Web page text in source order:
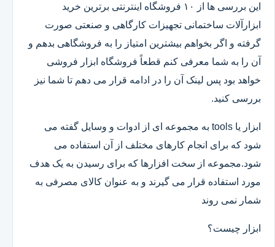
این بررسی ها از ۱۰ فروشگاه اینترنتی برترین خرید
ابزارآلات ساختمانی تجهیزات کارگاهی و صنعتی صورت
گرفته و اگر بخواهم بیشترین امتیاز را به فروشگاهی بدهم و
آن را به شما معرفی کنم قطعاً فروشگاه ابزار فروشی
خواهد بود پس لینک آن را در ادامه قرار می دهم تا شما نیز
بررسی کنید.
ابزار یا tools به مجموعه ای از ادوات و وسایل گفته می
شود که برای انجام کارهای مختلف از آن استفاده می
شود.مجموعه از سخت افزارها که برای رسیدن به یک هدف
مورد استفاده قرار می گیرند و به عنوان کالای مصرفی به
شمار نمی روند
ابزار چیست؟